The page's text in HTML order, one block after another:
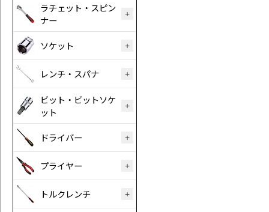
ラチェット・スピン
ナー
ソケット
レンチ・スパナ
ビット・ビットソケ
ット
ドライバー
プライヤー
トルクレンチ